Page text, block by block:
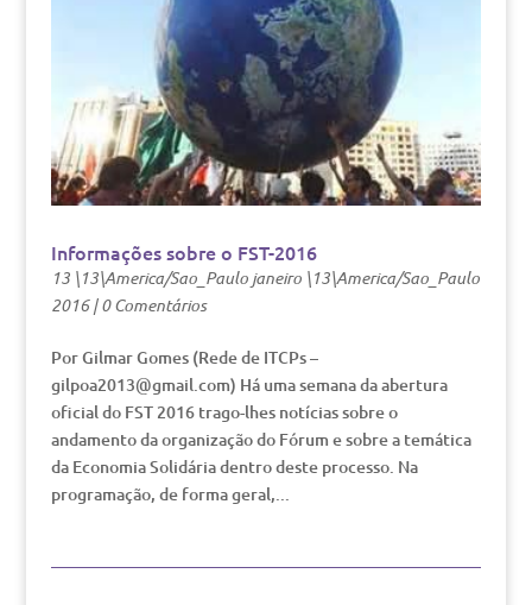
Informações sobre o FST-2016
13 \13\America/Sao_Paulo janeiro \13\America/Sao_Paulo
2016|0 Comentários
Por Gilmar Gomes (Rede de ITCPs –
gilpoa2013@gmail.com) Há uma semana da abertura
oficial do FST 2016 trago-lhes notícias sobre o
andamento da organização do Fórum e sobre a temática
da Economia Solidária dentro deste processo. Na
programação, de forma geral,...